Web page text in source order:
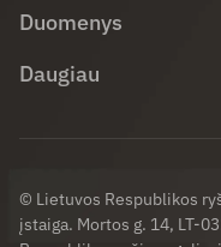
Duomenys
Daugiau
© Lietuvos Respublikos
įstaiga. Mortos g. 14, LT-